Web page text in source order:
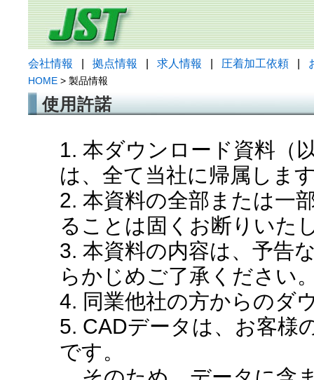
会社情報 拠点情報 求人情報 圧着加工依頼
HOME > 製品情報
使用許諾
1. 本ダウンロード資料（
は、全て当社に帰属しま
2. 本資料の全部または一
ることは固くお断りいた
3. 本資料の内容は、予告
らかじめご了承ください
4. 同業他社の方からのダ
5. CADデータは、お客様
です。